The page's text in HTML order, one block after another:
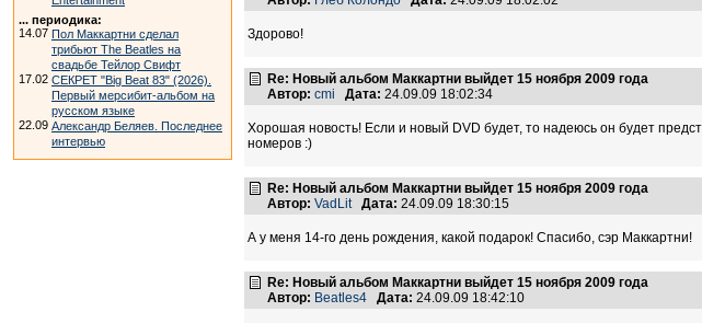
... периодика:
14.07 Пол Маккартни сделал
трибьют The Beatles на
свадьбе Тейлор Свифт
17.02 СЕКРЕТ "Big Beat 83" (2026).
Первый мерсибит-альбом на
русском языке
22.09 Александр Беляев. Последнее
интервью
Здорово!
Re: Новый альбом Маккартни выйдет 15 ноября 2009 года
Автор: cmi Дата: 24.09.09 18:02:34
Хорошая новость! Если и новый DVD будет, то надеюсь он будет
номеров :)
Re: Новый альбом Маккартни выйдет 15 ноября 2009 года
Автор: VadLit Дата: 24.09.09 18:30:15
А у меня 14-го день рождения, какой подарок! Спасибо, сэр Маккартни!
Re: Новый альбом Маккартни выйдет 15 ноября 2009 года
Автор: Beatles4 Дата: 24.09.09 18:42:10